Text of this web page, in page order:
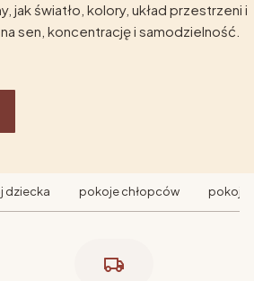
jak światło, kolory, układ przestrzeni i
sen, koncentrację i samodzielność.
dziecka pokoje chłopców pokoje